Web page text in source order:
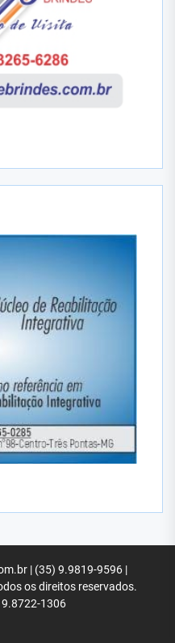
| (35) 9.9819-9596 |
os direitos reservados.
9.8722-1306